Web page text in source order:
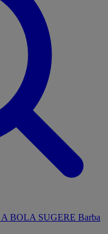
A BOLA SUGERE Barba